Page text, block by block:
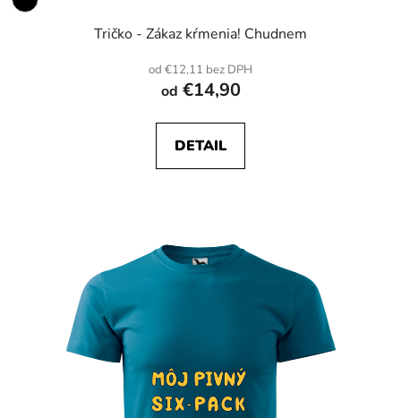
Tričko - Zákaz kŕmenia! Chudnem
od €12,11 bez DPH
od €14,90
DETAIL